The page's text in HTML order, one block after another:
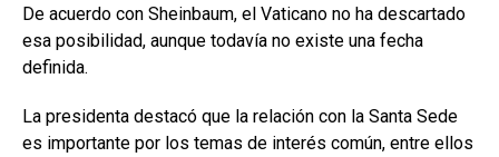
De acuerdo con Sheinbaum, el Vaticano no ha descartado
esa posibilidad, aunque todavía no existe una fecha
definida.
La presidenta destacó que la relación con la Santa Sede
es importante por los temas de interés común, entre ellos